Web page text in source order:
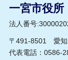
一宮市役所
法人番号
〒491-8501 愛知
代表電話：0586-